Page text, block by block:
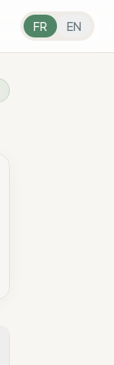
FR EN